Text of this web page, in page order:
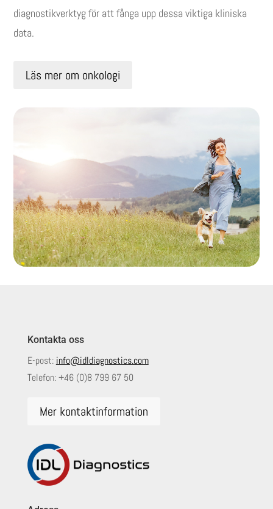
diagnostikverktyg för att fånga upp dessa viktiga kliniska
data.
Läs mer om onkologi
Kontakta oss
E-post: info@idldiagnostics.com
Telefon:+46 (0)8 799 67 50
Mer kontaktinformation